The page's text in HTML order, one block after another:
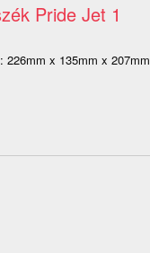
Pride Jet 1
x 135mm x 207mm